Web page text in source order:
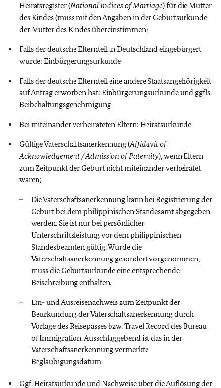
Heiratsregister (National Indices of Marriage) für die Mutter
des Kindes (muss mit den Angaben in der Geburtsurkunde
der Mutter des Kindes übereinstimmen)
Falls der deutsche Elternteil in Deutschland eingebürgert
wurde: Einbürgerungsurkunde
Falls der deutsche Elternteil eine andere Staatsangehörigkeit
auf Antrag erworben hat: Einbürgerungsurkunde und ggfls.
Beibehaltungsgenehmigung
Bei miteinander verheirateten Eltern: Heiratsurkunde
Gültige Vaterschaftsanerkennung (Affidavit of
Acknowledgement / Admission of Paternity), wenn Eltern
zum Zeitpunkt der Geburt nicht miteinander verheiratet
waren;
Die Vaterschaftsanerkennung kann bei Registrierung der
Geburt bei dem philippinischen Standesamt abgegeben
werden. Sie ist nur bei persönlicher
Unterschriftsleistung vor dem philippinischen
Standesbeamten gültig. Wurde die
Vaterschaftsanerkennung gesondert vorgenommen,
muss die Geburtsurkunde eine entsprechende
Beischreibung enthalten.
Ein- und Ausreisenachweis zum Zeitpunkt der
Beurkundung der Vaterschaftsanerkennung durch
Vorlage des Reisepasses bzw. Travel Record des Bureau
of Immigration. Ausschlaggebend ist das in der
Vaterschaftsanerkennung vermerkte
Beglaubigungsdatum.
Ggf. Heiratsurkunde und Nachweise über die Auflösung der